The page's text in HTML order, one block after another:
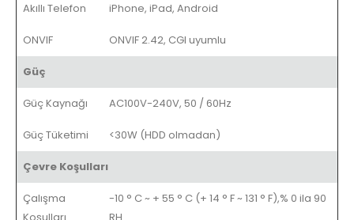
Akıllı Telefon iPhone, iPad, Android
ONVIF ONVIF 2.42, CGI uyumlu
Güç
Güç Kaynağı AC100V-240V, 50 / 60Hz
Güç Tüketimi <30W (HDD olmadan)
Çevre Koşulları
Çalışma
-10 ° C ~ + 55 ° C (+ 14 ° F ~ 131 ° F),% 0 ila 90